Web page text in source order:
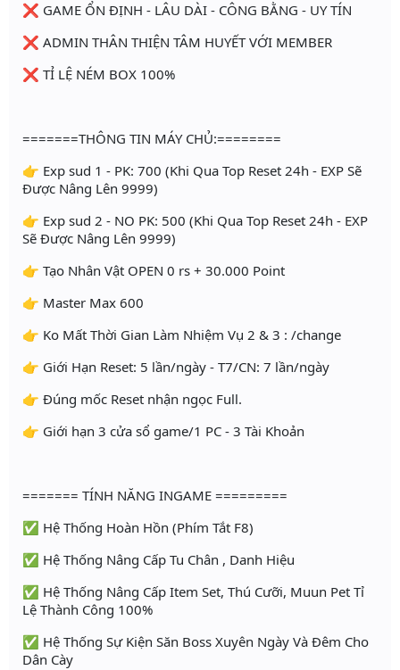
❌ GAME ỔN ĐỊNH - LÂU DÀI - CÔNG BẰNG - UY TÍN
❌ ADMIN THÂN THIỆN TÂM HUYẾT VỚI MEMBER
❌ TỈ LỆ NÉM BOX 100%
=======THÔNG TIN MÁY CHỦ:========
👉 Exp sud 1 - PK: 700 (Khi Qua Top Reset 24h - EXP Sẽ
Được Nâng Lên 9999)
👉 Exp sud 2 - NO PK: 500 (Khi Qua Top Reset 24h - EXP
Sẽ Được Nâng Lên 9999)
👉 Tạo Nhân Vật OPEN 0 rs + 30.000 Point
👉 Master Max 600
👉 Ko Mất Thời Gian Làm Nhiệm Vụ 2 & 3 : /change
👉 Giới Hạn Reset: 5 lần/ngày - T7/CN: 7 lần/ngày
👉 Đúng mốc Reset nhận ngọc Full.
👉 Giới hạn 3 cửa sổ game/1 PC - 3 Tài Khoản
======= TÍNH NĂNG INGAME =========
✅ Hệ Thống Hoàn Hồn (Phím Tắt F8)
✅ Hệ Thống Nâng Cấp Tu Chân , Danh Hiệu
✅ Hệ Thống Nâng Cấp Item Set, Thú Cưỡi, Muun Pet Tỉ
Lệ Thành Công 100%
✅ Hệ Thống Sự Kiện Săn Boss Xuyên Ngày Và Đêm Cho
Dân Cày